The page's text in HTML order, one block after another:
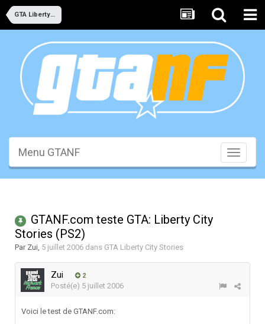
GTA Liberty City Stories
Toggle
Menu GTANF
GTANF.com teste GTA: Liberty City
Stories (PS2)
Par Zui, 5 juillet 2006 dans GTA Liberty City Stories
Zui 2
Posté(e) 5 juillet 2006
Voici le test de GTANF.com: